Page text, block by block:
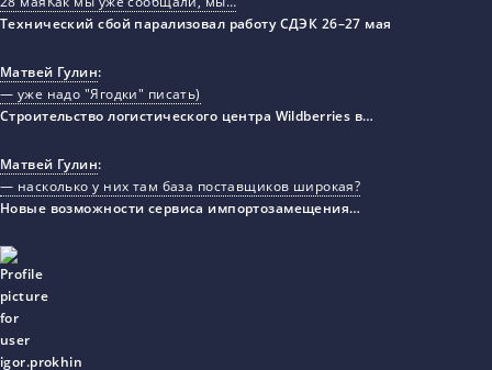
Технический сбой парализовал работу СДЭК 26–27 мая
Матвей Гулин:
— уже надо "Ягодки" писать)
Строительство логистического центра Wildberries в…
Матвей Гулин:
— насколько у них там база поставщиков широкая?
Новые возможности сервиса импортозамещения…